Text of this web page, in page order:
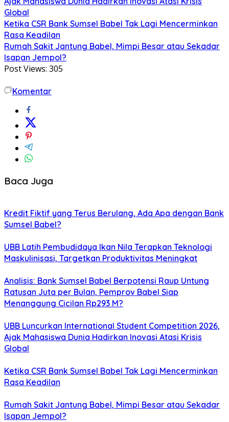
Global
Ketika CSR Bank Sumsel Babel Tak Lagi Mencerminkan
Rasa Keadilan
Rumah Sakit Jantung Babel, Mimpi Besar atau Sekadar
Isapan Jempol?
Post Views: 305
Komentar
Baca Juga
Kredit Fiktif yang Terus Berulang, Ada Apa dengan Bank
Sumsel Babel?
UBB Latih Pembudidaya Ikan Nila Terapkan Teknologi
Maskulinisasi, Targetkan Produktivitas Meningkat
Analisis: Bank Sumsel Babel Berpotensi Raup Untung
Ratusan Juta per Bulan, Pemprov Babel Siap
Menanggung Cicilan Rp293 M?
UBB Luncurkan International Student Competition 2026,
Ajak Mahasiswa Dunia Hadirkan Inovasi Atasi Krisis
Global
Ketika CSR Bank Sumsel Babel Tak Lagi Mencerminkan
Rasa Keadilan
Rumah Sakit Jantung Babel, Mimpi Besar atau Sekadar
Isapan Jempol?